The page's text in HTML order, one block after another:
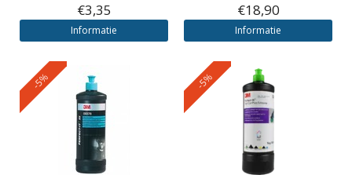
€3,35
Informatie
€18,90
Informatie
-5% -5%